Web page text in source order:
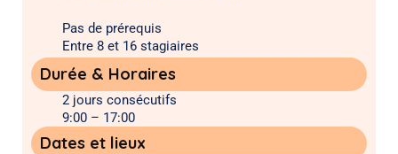
Pas de prérequis
Entre 8 et 16 stagiaires
Durée & Horaires
2 jours consécutifs
9:00 – 17:00
Délai d’accès : 2 semaines
Dates et lieux